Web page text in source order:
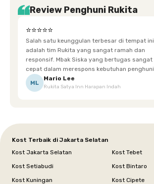
Review Penghuni Rukita
⭐⭐⭐⭐⭐
Salah satu keunggulan terbesar di tempat ini
adalah tim Rukita yang sangat ramah dan
responsif. Mbak Siska yang bertugas sangat
cepat dalam merespons kebutuhan penghuni.
Ketika saya meminta keset karena sempat
terpeleset, permintaan tersebut langsung
ML
Mario Lee
Rukita Satya Inn Harapan Indah
Kost Terbaik di Jakarta Selatan
Kost Jakarta Selatan
Kost Tebet
Kost Setiabudi
Kost Bintaro
Kost Kuningan
Kost Cipete